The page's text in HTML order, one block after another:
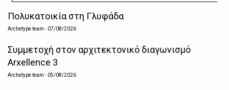
Πολυκατοικία στη Γλυφάδα
Archetype team - 07/08/2026
Συμμετοχή στον αρχιτεκτονικό διαγωνισμό
Arxellence 3
Archetype team - 05/08/2026